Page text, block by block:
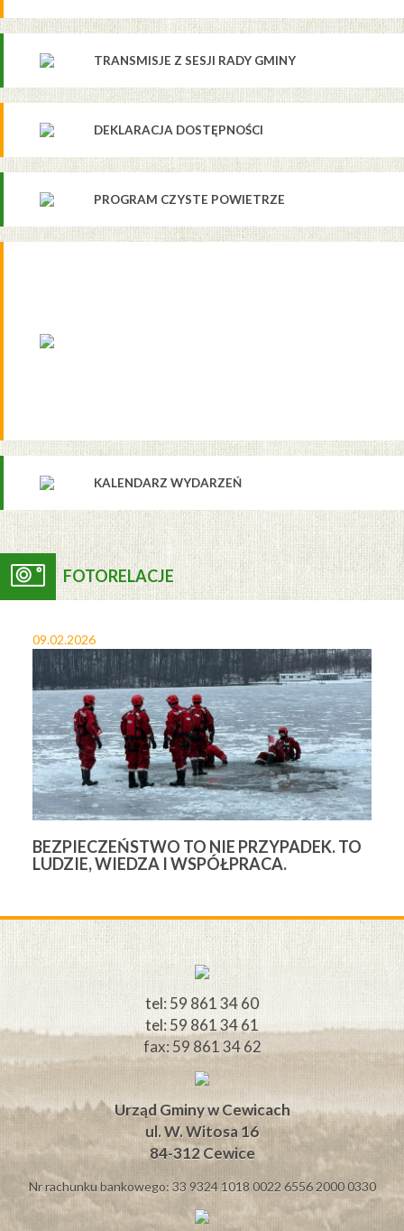
TRANSMISJE Z SESJI RADY GMINY
DEKLARACJA DOSTĘPNOŚCI
PROGRAM CZYSTE POWIETRZE
KALENDARZ WYDARZEŃ
FOTORELACJE
09.02.2026
BEZPIECZEŃSTWO TO NIE PRZYPADEK. TO
LUDZIE, WIEDZA I WSPÓŁPRACA.
tel: 59 861 34 60
tel: 59 861 34 61
fax: 59 861 34 62
Urząd Gminy w Cewicach
ul. W. Witosa 16
84-312 Cewice
Nr rachunku bankowego: 33 9324 1018 0022 6556 2000 0330